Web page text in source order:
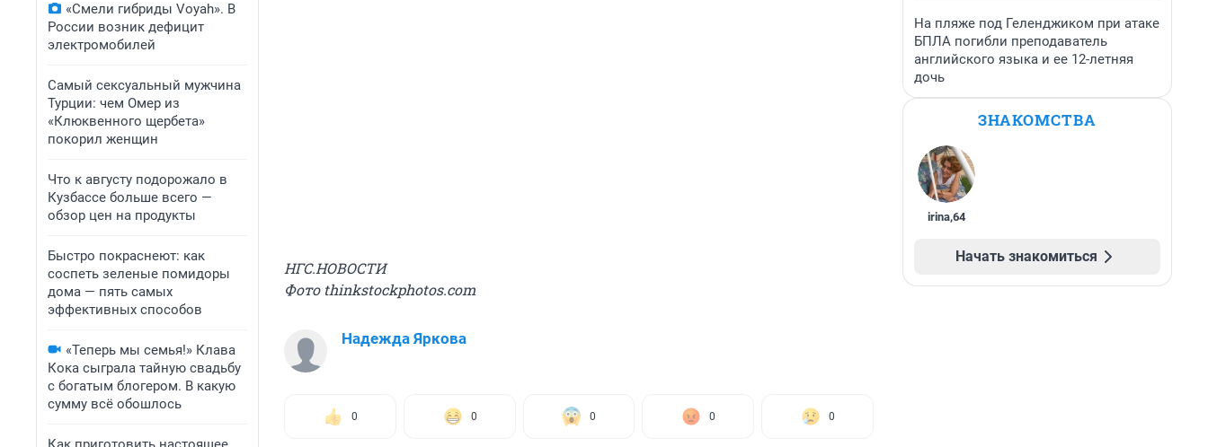
«Смели гибриды Voyah». В
России возник дефицит
электромобилей
Самый сексуальный мужчина
Турции: чем Омер из
«Клюквенного щербета»
покорил женщин
Что к августу подорожало в
Кузбассе больше всего —
обзор цен на продукты
Быстро покраснеют: как
соспеть зеленые помидоры
дома — пять самых
эффективных способов
«Теперь мы семья!» Клава
Кока сыграла тайную свадьбу
с богатым блогером. В какую
сумму всё обошлось
НГС.НОВОСТИ
Фото thinkstockphotos.com
Надежда Яркова
0 0 0 0 0
На пляже под Геленджиком при атаке
БПЛА погибли преподаватель
английского языка и ее 12-летняя
дочь
ЗНАКОМСТВА
irina,64
Начать знакомиться